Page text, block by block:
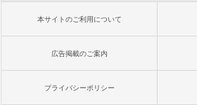
本サイトのご利用について
広告掲載のご案内
プライバシーポリシー